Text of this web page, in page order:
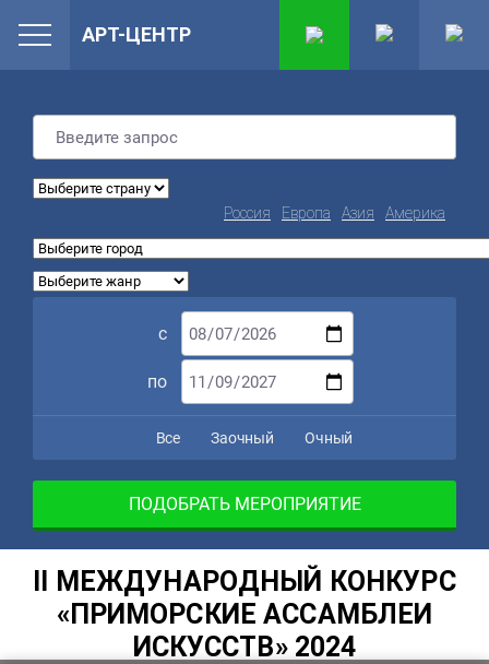
Россия Европа Азия Америка
с
по
Все Заочный Очный
ПОДОБРАТЬ МЕРОПРИЯТИЕ
II МЕЖДУНАРОДНЫЙ КОНКУРС
«ПРИМОРСКИЕ АССАМБЛЕИ
ИСКУССТВ» 2024
АРТ-ЦЕНТР